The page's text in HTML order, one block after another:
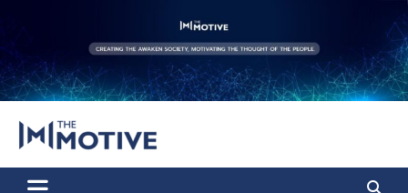
content
The Motive